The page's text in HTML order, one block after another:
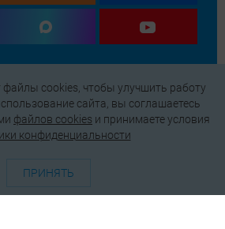
файлы cookies, чтобы улучшить работу
сайта, вы соглашаетесь
файлов cookies и принимаете условия
конфиденциальности
ПРИНЯТЬ